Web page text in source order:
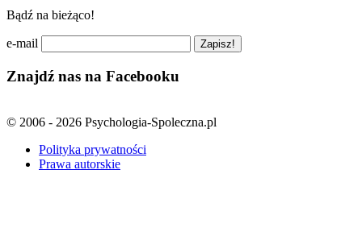
Bądź na bieżąco!
e-mail
Znajdź nas na Facebooku
© 2006 - 2026 Psychologia-Spoleczna.pl
Polityka prywatności
Prawa autorskie